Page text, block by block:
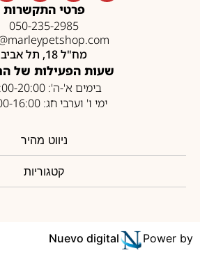
פרטי התקשרות
050-235-2985
מח"ל 18, תל אביב
שעות הפעילות של
בימים א'-ה': 10:00-20:00
ימי ו' וערבי חג: 10:00-16:00
ניווט מהיר
קטגוריות
Power by
Nuevo digital